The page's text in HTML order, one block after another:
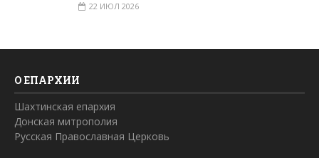
22 ИЮЛ 2026
О ЕПАРХИИ
Шахтинская епархия
Донская митрополия
Русская Православная Церковь